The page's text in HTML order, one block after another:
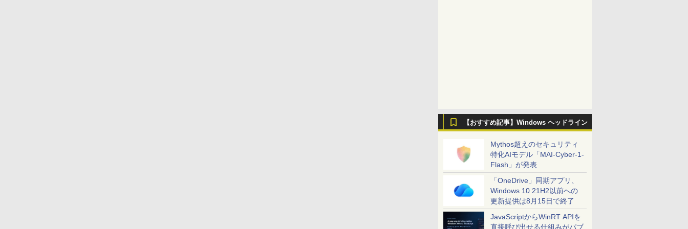
【おすすめ記事】Windows ヘッドライン
Mythos超えのセキュリティ
特化AIモデル「MAI-Cyber-1-
Flash」が発表
「OneDrive」同期アプリ、
Windows 10 21H2以前への
更新提供は8月15日で終了
JavaScriptからWinRT APIを
直接呼び出せる仕組みがパブ